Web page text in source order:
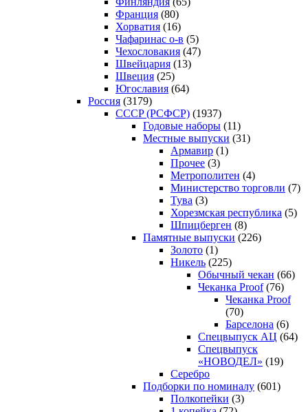
Франция (80)
Хорватия (16)
Чафаринас о-в (5)
Чехословакия (47)
Швейцария (13)
Швеция (25)
Югославия (64)
Россия (3179)
CCCP (РСФСР) (1937)
Годовые наборы (11)
Местные выпуски (31)
Армавир (1)
Прочее (3)
Метрополитен (4)
Министерство торговли (7)
Тува (3)
Хорезмская республика (5)
Шпицберген (8)
Памятные выпуски (226)
Золото (1)
Никель (225)
Обычный чекан (66)
Чеканка Proof(76)
Чеканка Proof
(70)
Барселона (6)
Спецвыпуск АЦ (64)
Спецвыпуск
«НОВОДЕЛ» (19)
Серебро
Подборки по номиналу (601)
Полкопейки (3)